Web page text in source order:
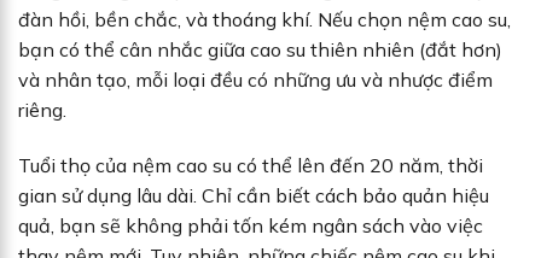
đàn hồi, bền chắc, và thoáng khí. Nếu chọn nệm cao su,
bạn có thể cân nhắc giữa cao su thiên nhiên (đắt hơn)
và nhân tạo, mỗi loại đều có những ưu và nhược điểm
riêng.
Tuổi thọ của nệm cao su có thể lên đến 20 năm, thời
gian sử dụng lâu dài. Chỉ cần biết cách bảo quản hiệu
quả, bạn sẽ không phải tốn kém ngân sách vào việc